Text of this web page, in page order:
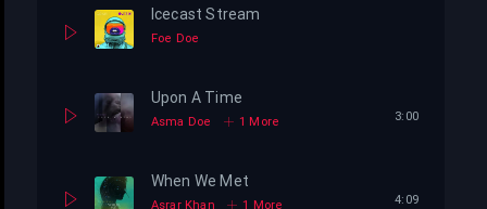
Icecast Stream
Foe Doe
Upon A Time
Asma Doe 1 More 3:00
When We Met
Asrar Khan 1 More 4:09